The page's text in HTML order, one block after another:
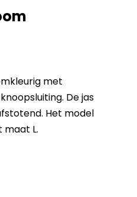
met
De jas
Het model
maat L.